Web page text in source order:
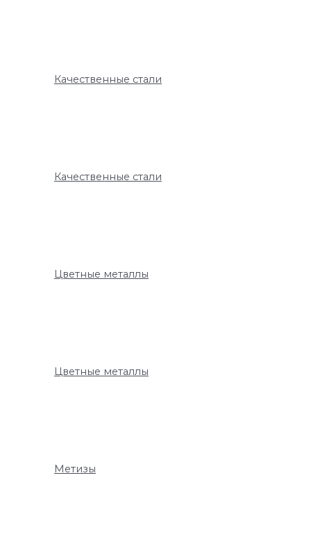
Качественные стали
Качественные стали
Цветные металлы
Цветные металлы
Метизы